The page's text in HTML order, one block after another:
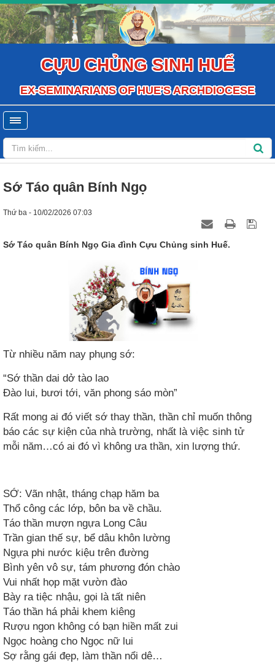
CỰU CHỦNG SINH HUẾ
EX-SEMINARIANS OF HUE'S ARCHDIOCESE
Sớ Táo quân Bính Ngọ
Thứ ba - 10/02/2026 07:03
Sớ Táo quân Bính Ngọ Gia đình Cựu Chủng sinh Huế.
Từ nhiều năm nay phụng sớ:
“Sớ thần dai dở tào lao
Đào lui, bươi tới, văn phong sáo mòn”
Rất mong ai đó viết sớ thay thần, thần chỉ muốn thông
báo các sự kiện của nhà trường, nhất là việc sinh tử
mỗi năm…có ai đó vì không ưa thần, xin lượng thứ.
SỚ: Vãn nhật, tháng chạp hăm ba
Thổ công các lớp, bôn ba về chầu.
Táo thần mượn ngựa Long Câu
Trần gian thế sự, bể dâu khôn lường
Ngựa phi nước kiệu trên đường
Bình yên vô sự, tám phương đón chào
Vui nhất họp mặt vườn đào
Bày ra tiệc nhậu, gọi là tất niên
Táo thần há phải khem kiêng
Rượu ngon không có bạn hiền mất zui
Ngọc hoàng cho Ngọc nữ lui
Sợ rằng gái đẹp, làm thần nổi dê…